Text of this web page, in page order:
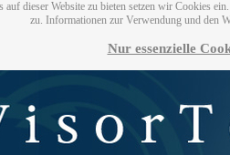
auf dieser Website zu bieten setzen wir Cookies
zu. Informationen zur Verwendung und den
Nur essenzielle